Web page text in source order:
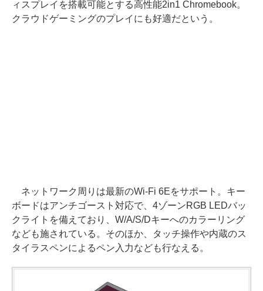
ィスプレイを搭載可能とする高性能2in1 Chromebook。
クラウドゲーミングのプレイにも好適だという。
ネットワーク周りは最新のWi-Fi 6Eをサポート。キー
ボードはアンチゴースト対応で、4ゾーンRGB LEDバッ
クライトを備えており、W/A/S/Dキーへのカラーリング
なども施されている。そのほか、タッチ操作や内蔵のス
タイラスペンによるペン入力なども行なえる。